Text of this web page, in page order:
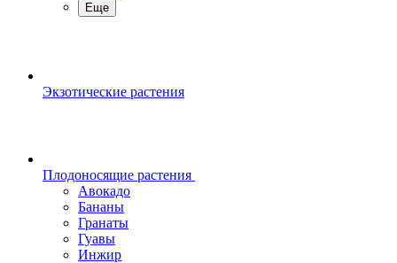
Еще
Экзотические растения
Плодоносящие растения
Авокадо
Бананы
Гранаты
Гуавы
Инжир